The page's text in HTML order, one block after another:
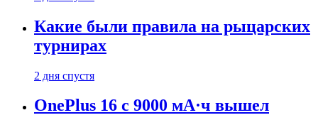
Какие были правила на рыцарских
турнирах
2 дня спустя
OnePlus 16 с 9000 мА·ч вышел